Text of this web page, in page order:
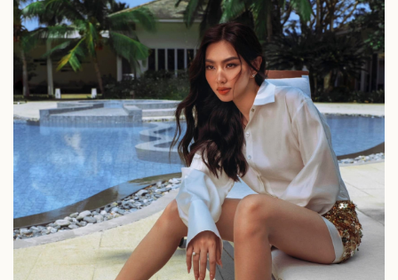
Doanh nhân
Vì cộng đồng
Trải nghiệm
Chuyển đổi số